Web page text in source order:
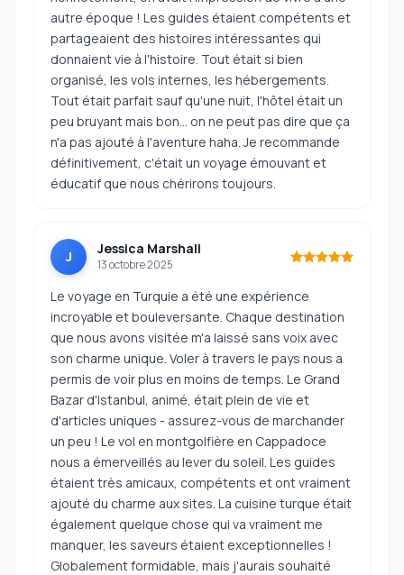
autre époque ! Les guides étaient compétents et
partageaient des histoires intéressantes qui
donnaient vie à l'histoire. Tout était si bien
organisé, les vols internes, les hébergements.
Tout était parfait sauf qu'une nuit, l'hôtel était un
peu bruyant mais bon... on ne peut pas dire que ça
n'a pas ajouté à l'aventure haha. Je recommande
définitivement, c'était un voyage émouvant et
éducatif que nous chérirons toujours.
J Jessica Marshall
13 octobre 2025
Le voyage en Turquie a été une expérience
incroyable et bouleversante. Chaque destination
que nous avons visitée m'a laissé sans voix avec
son charme unique. Voler à travers le pays nous a
permis de voir plus en moins de temps. Le Grand
Bazar d'Istanbul, animé, était plein de vie et
d'articles uniques - assurez-vous de marchander
un peu ! Le vol en montgolfière en Cappadoce
nous a émerveillés au lever du soleil. Les guides
étaient très amicaux, compétents et ont vraiment
ajouté du charme aux sites. La cuisine turque était
également quelque chose qui va vraiment me
manquer, les saveurs étaient exceptionnelles !
Globalement formidable, mais j'aurais souhaité